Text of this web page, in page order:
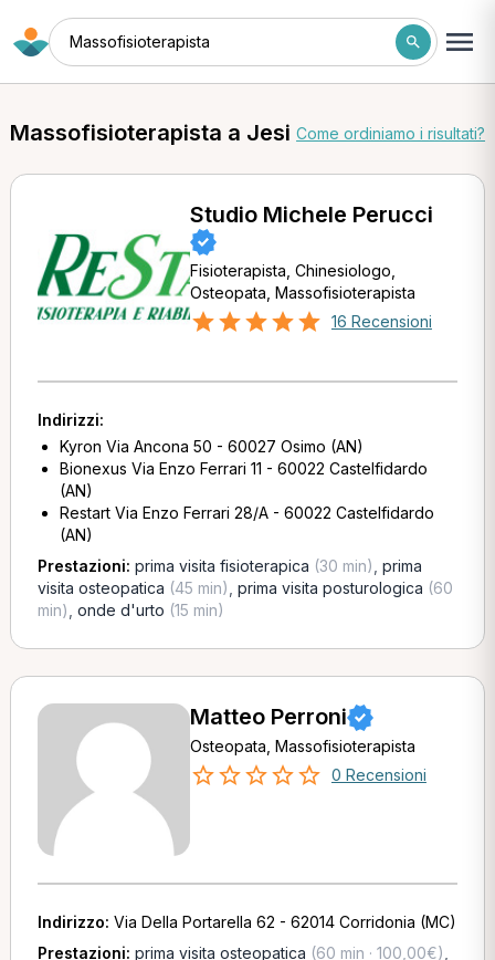
Massofisioterapista
Massofisioterapista a Jesi Come ordiniamo i risultati?
Studio Michele Perucci
Fisioterapista, Chinesiologo,
Osteopata, Massofisioterapista
16 Recensioni
Indirizzi:
Kyron Via Ancona 50 - 60027 Osimo (AN)
Bionexus Via Enzo Ferrari 11 - 60022 Castelfidardo
(AN)
Restart Via Enzo Ferrari 28/A - 60022 Castelfidardo
(AN)
Prestazioni: prima visita fisioterapica (30 min) prima
visita osteopatica (45 min) prima visita posturologica (60
min) onde d'urto (15 min)
Matteo Perroni
Osteopata, Massofisioterapista
0 Recensioni
Indirizzo: Via Della Portarella 62 - 62014 Corridonia (MC)
Prestazioni: prima visita osteopatica (60 min · 100,00€)